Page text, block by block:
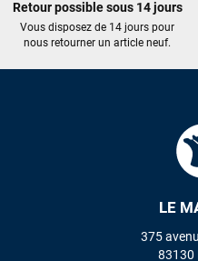
Retour possible sous 14 jours
Vous disposez de 14 jours pour
nous retourner un article neuf.
LE
375
83130